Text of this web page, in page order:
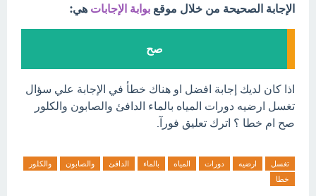
الإجابة الصحيحة من خلال موقع بوابة الإجابات هي:
صح
اذا كان لديك إجابة افضل او هناك خطأ في الإجابة علي سؤال
تغسل ارضيه دورات المياه بالماء الدافئ والصابون والكلور
صح ام خطا ؟ اترك تعليق فورآ.
تغسل ارضيه دورات المياه بالماء الدافئ والصابون
والكلور
خطا